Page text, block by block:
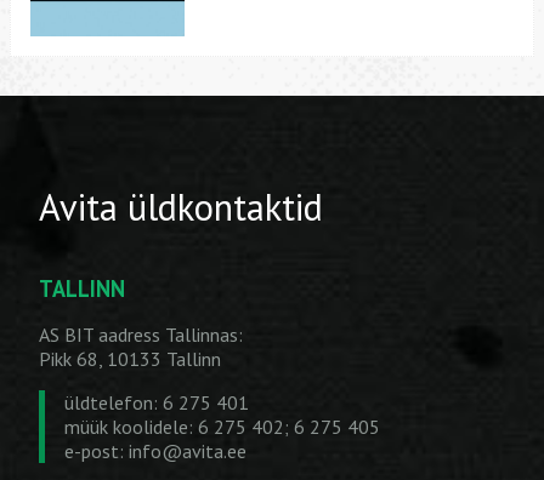
Avita üldkontaktid
TALLINN
AS BIT aadress Tallinnas:
Pikk 68, 10133 Tallinn
üldtelefon: 6 275 401
müük koolidele: 6 275 402; 6 275 405
e-post: info@avita.ee